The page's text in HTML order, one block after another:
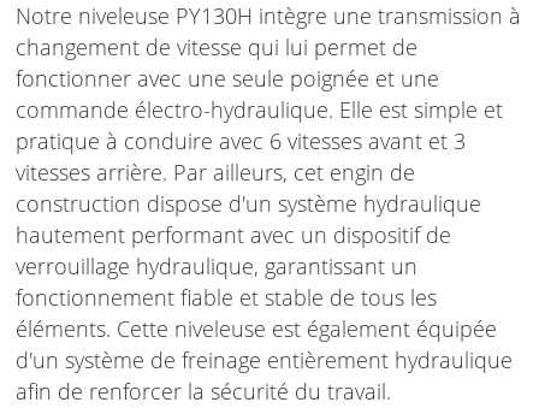
Notre niveleuse PY130H intègre une transmission à
changement de vitesse qui lui permet de
fonctionner avec une seule poignée et une
commande électro-hydraulique. Elle est simple et
pratique à conduire avec 6 vitesses avant et 3
vitesses arrière. Par ailleurs, cet engin de
construction dispose d'un système hydraulique
hautement performant avec un dispositif de
verrouillage hydraulique, garantissant un
fonctionnement fiable et stable de tous les
éléments. Cette niveleuse est également équipée
d'un système de freinage entièrement hydraulique
afin de renforcer la sécurité du travail.